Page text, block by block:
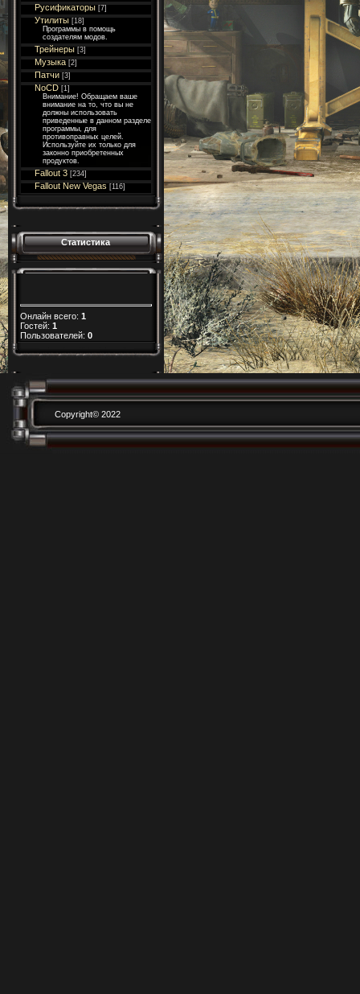
Русификаторы [7]
Утилиты [18]
Программы в помощь
создателям модов.
Трейнеры [3]
Музыка [2]
Патчи [3]
NoCD [1]
Внимание! Обращаем ваше
внимание на то, что вы не
должны использовать
приведенные в данном разделе
программы, для
противоправных целей.
Используйте их только для
законно приобретенных
продуктов.
Fallout 3 [234]
Fallout New Vegas [116]
Статистика
Онлайн всего: 1
Гостей: 1
Пользователей: 0
Copyright© 2022